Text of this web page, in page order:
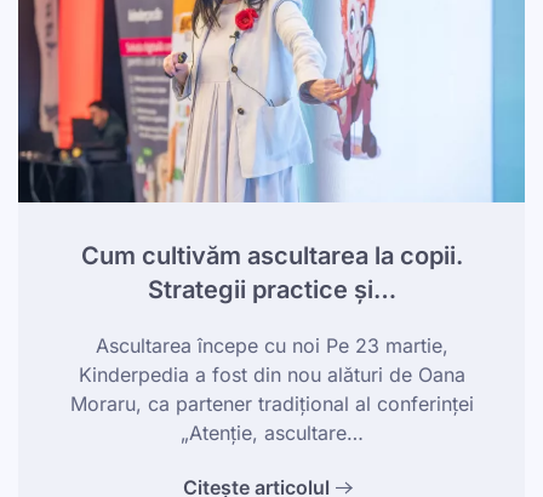
Cum cultivăm ascultarea la copii.
Strategii practice și…
Ascultarea începe cu noi Pe 23 martie,
Kinderpedia a fost din nou alături de Oana
Moraru, ca partener tradițional al conferinței
„Atenție, ascultare…
Citește articolul